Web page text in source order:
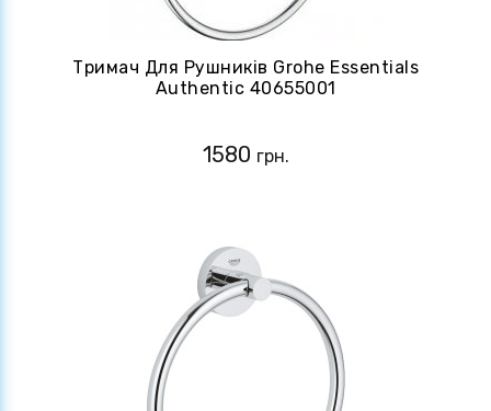
Тримач Для Рушників Grohe Essentials
Authentic 40655001
1580 грн.